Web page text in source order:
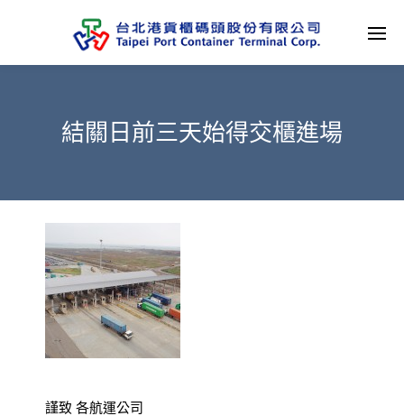
結關日前三天始得交櫃進場
謹致 各航運公司